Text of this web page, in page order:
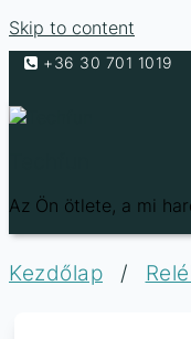
Skip to content
+36 30 701 1019
Az Ön ötlete, a mi
Kezdőlap /